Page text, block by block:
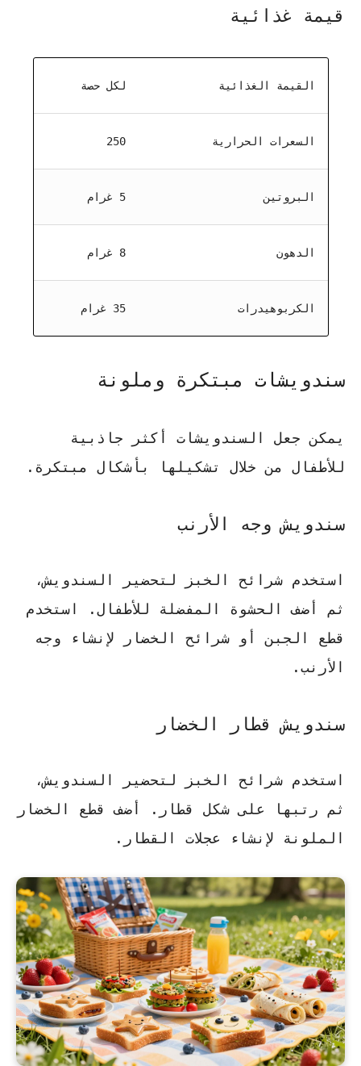
قيمة غذائية
القيمة الغذائية لكل حصة
السعرات الحرارية 250
البروتين 5 غرام
الدهون 8 غرام
الكربوهيدرات 35 غرام
سندويشات مبتكرة وملونة
يمكن جعل السندويشات أكثر جاذبية
للأطفال من خلال تشكيلها بأشكال مبتكرة.
سندويش وجه الأرنب
استخدم شرائح الخبز لتحضير السندويش،
ثم أضف الحشوة المفضلة للأطفال. استخدم
قطع الجبن أو شرائح الخضار لإنشاء وجه
الأرنب.
سندويش قطار الخضار
استخدم شرائح الخبز لتحضير السندويش،
ثم رتبها على شكل قطار. أضف قطع الخضار
الملونة لإنشاء عجلات القطار.